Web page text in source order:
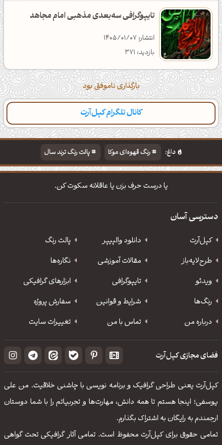
تایپوگرافی سه‌بعدی مذهبی امام مجاهد
انتشار: 1405/01/07
بازدید: 371
بارگذاری ناموفق بود
کانال تلگرام کپل‌آرت
داغ: رنگ قهوه‌ای موکا
پالت رنگ ترند سال
دانلود والپیپر مذهبی
تایپوگرافی شعر مولانا
یا درست حرف بزن یا عاقلانه سکوت کن.
دسترسی آسان
کپل‌آرت دانلود‌ والپیپر
پالت رنگ
طرح‌لایه‌باز
مقالات آموزشی
نگاره‌ها
ویدئو
‌تایپوگرافی
ابزارهای گرافیکی
رنگ‌ها
شرایط و قوانین
سفارش پروژه
درباره من
تماس با من تغییرات سایت
فضای مجازی کپل‌آرت
کپل‌آرت یعنی طراحی گرافیک و برنامه نویسی با چاشنی خلاقیت. من علی
یوسفی؛ اینجا هستم تا همه دانش، مهارت‌‌ها و تجربیاتم را با شما دوستان
ارجمندم به رایگان به اشتراک بگذارم.
تمامی حقوق برای کپل‌آرت محفوظ است. تمامی آثار گرافیکی تحت گواهی